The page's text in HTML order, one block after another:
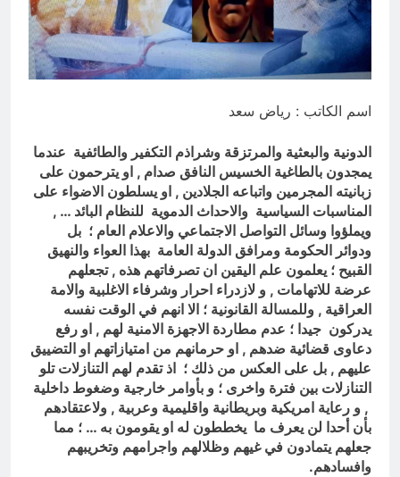
5 ساعات Ago
تجيك المنية
5 ساعات Ago
اسم الكاتب : رياض سعد
الدونية والبعثية والمرتزقة وشراذم التكفير والطائفية عندما
يمجدون بالطاغية الخسيس النافق صدام , او يترحمون على
زبانيته المجرمين واتباعه الجلادين , او يسلطون الاضواء على
المناسبات السياسية والاحداث الدموية للنظام البائد … ,
ويملؤوا وسائل التواصل الاجتماعي والاعلام العام ؛ بل
ودوائر الحكومة ومرافق الدولة العامة بهذا العواء والنهيق
القبيح ؛ يعلمون علم اليقين ان تصرفاتهم هذه , تجعلهم
عرضة للاتهامات , و لازدراء احرار وشرفاء الاغلبية والامة
العراقية , وللمسالة القانونية ؛ الا انهم في الوقت نفسه
يدركون جيدا ؛ عدم مطاردة الاجهزة الامنية لهم , او رفع
دعاوى قضائية ضدهم , او حرمانهم من امتيازاتهم او التضييق
عليهم , بل على العكس من ذلك ؛ اذ تقدم لهم التنازلات تلو
التنازلات بين فترة واخرى ؛ و بأوامر خارجية وضغوط داخلية
, و رعاية امريكية وبريطانية واقليمية وعربية , ولاعتقادهم
بأن أحدا لن يعرف ما يخططون له او يقومون به … ؛ مما
جعلهم يتمادون في غيهم وظلالهم واجرامهم وتخريبهم
وافسادهم.